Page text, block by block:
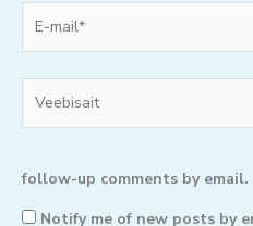
mail*
follow-up comments by email.
Notify me of new posts by